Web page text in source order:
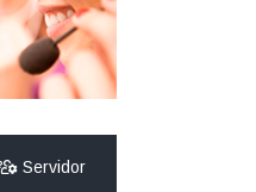
Servidor